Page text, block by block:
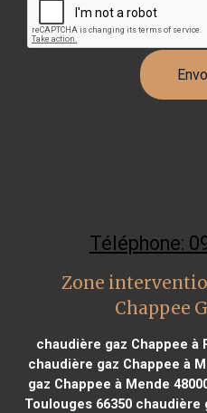
Téléphone:
Zone
Chappee
chaudière gaz Chappee à
chaudière gaz Chappee à
gaz Chappee à Mende
Toulouges 66350chaudière